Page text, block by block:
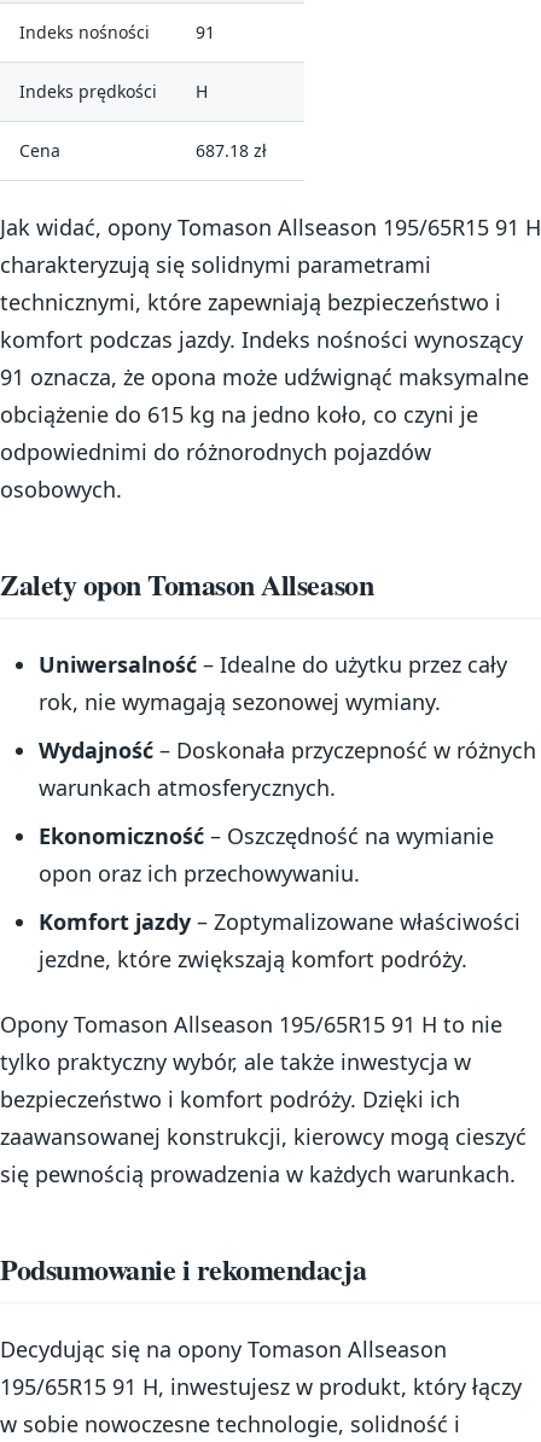
Indeks nośności 91
Indeks prędkości H
Cena 687.18 zł
Jak widać, opony Tomason Allseason 195/65R15 91 H
charakteryzują się solidnymi parametrami
technicznymi, które zapewniają bezpieczeństwo i
komfort podczas jazdy. Indeks nośności wynoszący
91 oznacza, że opona może udźwignąć maksymalne
obciążenie do 615 kg na jedno koło, co czyni je
odpowiednimi do różnorodnych pojazdów
osobowych.
Zalety opon Tomason Allseason
Uniwersalność– Idealne do użytku przez cały
rok, nie wymagają sezonowej wymiany.
Wydajność– Doskonała przyczepność w różnych
warunkach atmosferycznych.
Ekonomiczność– Oszczędność na wymianie
opon oraz ich przechowywaniu.
Komfort jazdy– Zoptymalizowane właściwości
jezdne, które zwiększają komfort podróży.
Opony Tomason Allseason 195/65R15 91 H to nie
tylko praktyczny wybór, ale także inwestycja w
bezpieczeństwo i komfort podróży. Dzięki ich
zaawansowanej konstrukcji, kierowcy mogą cieszyć
się pewnością prowadzenia w każdych warunkach.
Podsumowanie i rekomendacja
Decydując się na opony Tomason Allseason
195/65R15 91 H, inwestujesz w produkt, który łączy
w sobie nowoczesne technologie, solidność i